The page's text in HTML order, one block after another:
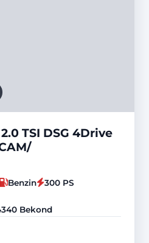
TSI DSG 4Drive
Benzin
300 PS
Bekond